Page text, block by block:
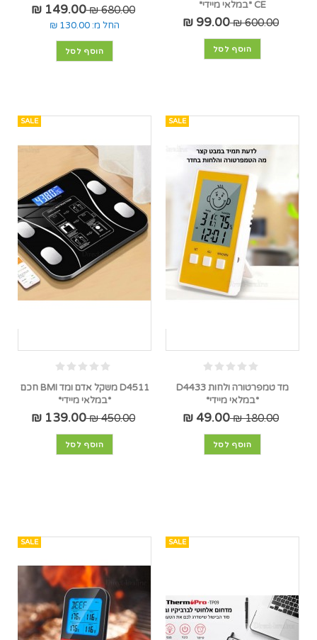
CE *במלאי מיידי*
600.00 ₪
99.00 ₪
הוסף לסל
680.00 ₪
149.00 ₪
החל מ: 130.00 ₪
הוסף לסל
SALE
מד טמפרטורה ולחות D4433
*במלאי מיידי*
180.00 ₪
49.00 ₪
הוסף לסל
SALE
D4511 משקל אדם ומד BMI חכם
*במלאי מיידי*
450.00 ₪
139.00 ₪
הוסף לסל
SALE
SALE